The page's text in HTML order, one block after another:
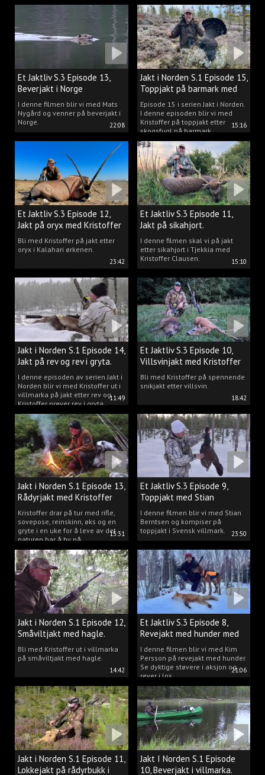
22:08
Et Jaktliv S.3 Episode 13,
Beverjakt i Norge
I denne filmen blir vi med Mats
Nygård og venner på beverjakt i
Norge.
15:16
Jakt i Norden S.1 Episode 15,
Toppjakt på barmark med
Kristoffer Clausen
Episode 15 i serien Jakt i Norden.
I denne episoden blir vi med
Kristoffer på toppjakt etter
skogsfugl på barmark.
23:42
Et Jaktliv S.3 Episode 12,
Jakt på oryx med Kristoffer
Clausen
Bli med Kristoffer på jakt etter
oryx i Kalahari ørkenen.
15:10
Et Jaktliv S.3 Episode 11,
Jakt på sikahjort.
I denne filmen skal vi på jakt
etter sikahjort i Tjekkia med
Kristoffer Clausen.
11:49
Jakt i Norden S.1 Episode 14,
Jakt på rev og rev i gryta.
I denne episoden av serien Jakt i
Norden blir vi med Kristoffer ut i
villmarka på jakt etter rev og
Kristoffer prøver rev i gryta.
18:42
Et Jaktliv S.3 Episode 10,
Villsvinjakt med Kristoffer
Bli med Kristoffer på spennende
snikjakt etter villsvin.
15:31
Jakt i Norden S.1 Episode 13,
Rådyrjakt med Kristoffer
Clausen
Kristoffer drar på tur med rifle,
sovepose, reinskinn, øks og en
gryte i en uke for å leve av det
naturen har å by på.
23:50
Et Jaktliv S.3 Episode 9,
Toppjakt med Stian
Berntsen
I denne filmen blir vi med Stian
Berntsen og kompiser på
toppjakt i Svensk villmark.
14:42
Jakt i Norden S.1 Episode 12,
Småviltjakt med hagle.
Bli med Kristoffer ut i villmarka
på småviltjakt med hagle.
21:06
Et Jaktliv S.3 Episode 8,
Revejakt med hunder med
Kim Persson.
I denne filmen blir vi med Kim
Persson på revejakt med hunder.
Se dyktige støvere i aksjon og
rever i los.
Jakt i Norden S.1 Episode 11,
Lokkejakt på rådyrbukk i
Jakt I Norden S.1 Episode
10, Beverjakt i villmarka.